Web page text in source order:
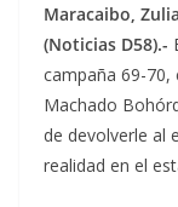
Maracaibo,
(Noticias D58).-
campaña 69-70,
Machado
de devolverle al
realidad en el